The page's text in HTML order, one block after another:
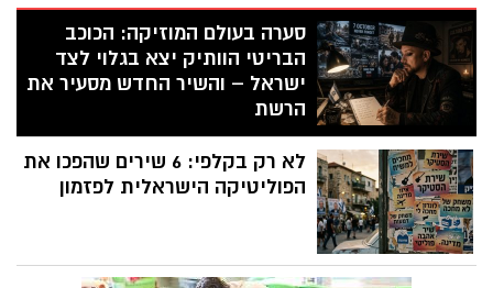
סערה בעולם המוזיקה: הכוכב
הבריטי הוותיק יצא בגלוי לצד
ישראל – והשיר החדש מסעיר את
הרשת
מי שהיה אליל נעורים בשנות השמונים ושיתף
פעולה עם מתופף יהודי חוטף חיצים מורעלים
של ביקורת לאחר ששחרר סינגל חדש שמזכיר
לא רק בקלפי: 6 שירים שהפכו את
הפוליטיקה הישראלית לפזמון